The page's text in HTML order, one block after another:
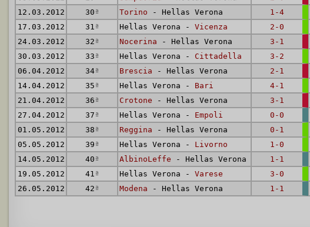
12.03.2012
30 ª Torino - Hellas Verona 1-4
17.03.2012
31 ª Hellas Verona - Vicenza 2-0
24.03.2012
32 ª Nocerina - Hellas Verona 3-1
30.03.2012
33 ª Hellas Verona - Cittadella 3-2
06.04.2012
34ª Brescia - Hellas Verona 2-1
14.04.2012
35 ª Hellas Verona - Bari 4-1
21.04.2012
36 ª Crotone - Hellas Verona 3-1
27.04.2012
37 ª Hellas Verona - Empoli 0-0
01.05.2012
38 ª Reggina - Hellas Verona 0-1
05.05.2012
39 ª Hellas Verona - Livorno 1-0
14.05.2012
40 ª AlbinoLeffe - Hellas Verona 1-1
19.05.2012
41 ª Hellas Verona - Varese 3-0
26.05.2012
42 ª Modena - Hellas Verona 1-1